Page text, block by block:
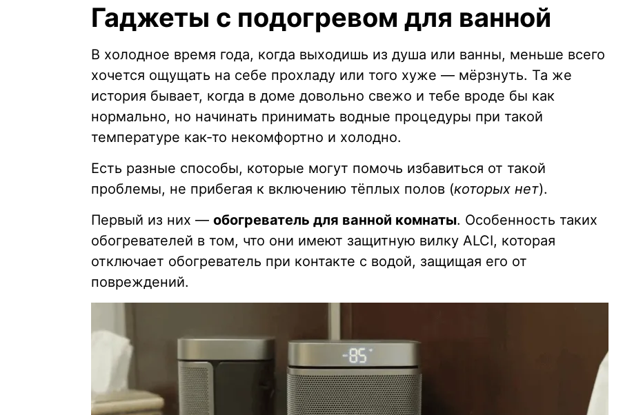
Гаджеты с подогревом для ванной
В холодное время года, когда выходишь из душа или ванны, меньше всего
хочется ощущать на себе прохладу или того хуже — мёрзнуть. Та же
история бывает, когда в доме довольно свежо и тебе вроде бы как
нормально, но начинать принимать водные процедуры при такой
температуре как-то некомфортно и холодно.
Есть разные способы, которые могут помочь избавиться от такой
проблемы, не прибегая к включению тёплых полов (которых нет).
Первый из них — обогреватель для ванной комнаты. Особенность таких
обогревателей в том, что они имеют защитную вилку ALCI, которая
отключает обогреватель при контакте с водой, защищая его от
повреждений.